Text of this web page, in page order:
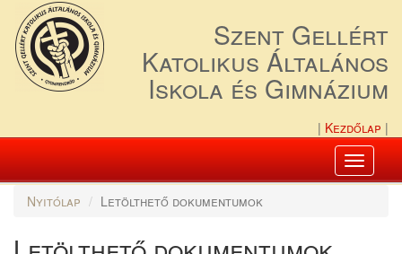
Szent Gellért
Katolikus Általános
Iskola és Gimnázium
Kezdőlap
Toggle
Nyitólap
Letölthető dokumentumok